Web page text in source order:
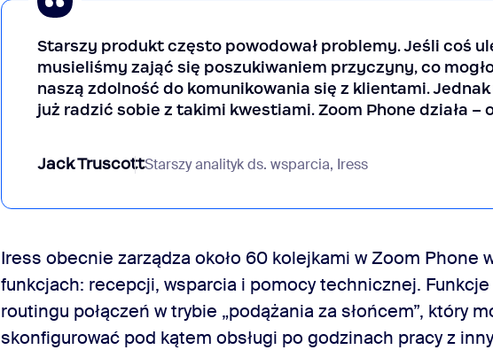
Starszy produkt często powodował problemy. Jeśli coś
musieliśmy zająć się poszukiwaniem przyczyny, co
naszą zdolność do komunikowania się z klientami.
już radzić sobie z takimi kwestiami. Zoom Phone działa –
Jack TruscottStarszy analityk ds. wsparcia, Iress
Iress obecnie zarządza około 60 kolejkami w Zoom Phone
funkcjach: recepcji, wsparcia i pomocy technicznej.
routingu połączeń w trybie „podążania za słońcem”, który
skonfigurować pod kątem obsługi po godzinach pracy z